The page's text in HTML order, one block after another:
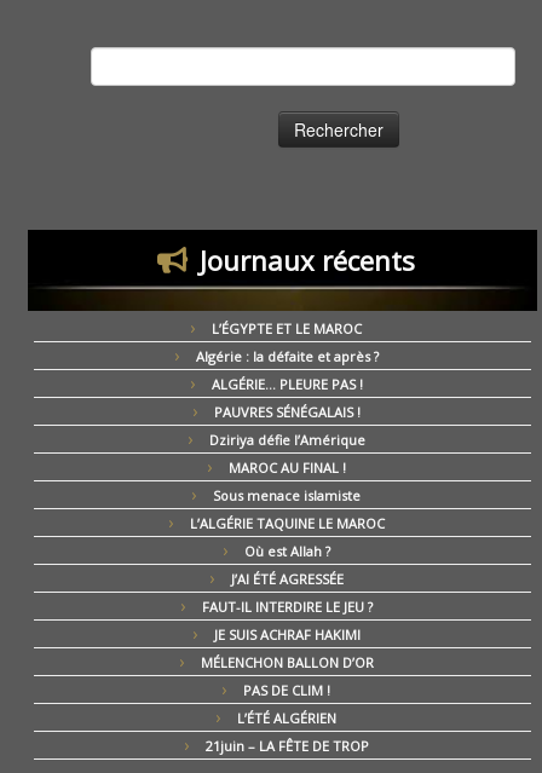
Journaux récents
L’ÉGYPTE ET LE MAROC
Algérie : la défaite et après ?
ALGÉRIE… PLEURE PAS !
PAUVRES SÉNÉGALAIS !
Dziriya défie l’Amérique
MAROC AU FINAL !
Sous menace islamiste
L’ALGÉRIE TAQUINE LE MAROC
Où est Allah ?
J’AI ÉTÉ AGRESSÉE
FAUT-IL INTERDIRE LE JEU ?
JE SUIS ACHRAF HAKIMI
MÉLENCHON BALLON D’OR
PAS DE CLIM !
L’ÉTÉ ALGÉRIEN
21juin – LA FÊTE DE TROP